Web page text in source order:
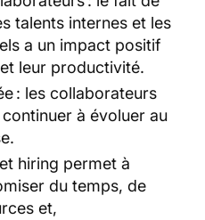
talents internes et les
a un impact positif
leur productivité.
: les collaborateurs
à évoluer au
hiring permet à
du temps, de
et,